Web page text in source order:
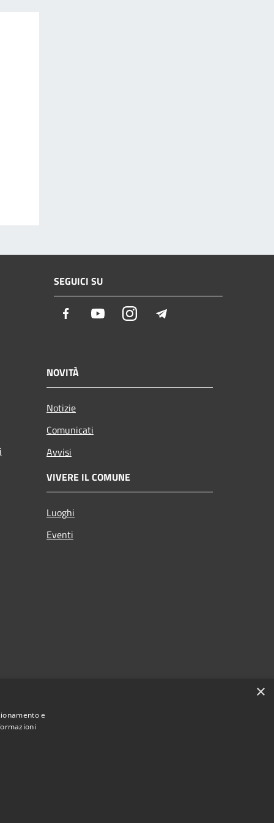
SEGUICI SU
Facebook YoutubeInstagram
NOVITÀ
Notizie
Comunicati
Avvisi
VIVERE IL COMUNE
Luoghi
Eventi
×
e